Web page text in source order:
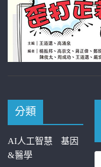
分類
AI人工智慧
基因
&醫學